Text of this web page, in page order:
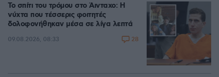
Το σπίτι του τρόμου στο Άινταχο: Η
νύχτα που τέσσερις φοιτητές
δολοφονήθηκαν μέσα σε λίγα λεπτά
09.08.2026, 08:33 28